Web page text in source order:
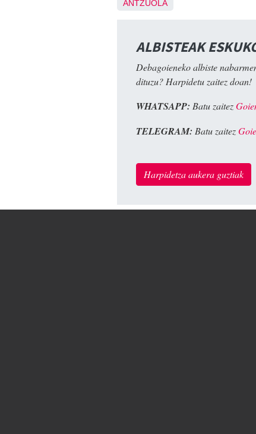
ANTZUOLA
ALBISTEAK
Debagoieneko albiste
dituzu? Harpidetu zaitez doan!
WHATSAPP: Batu zaitez
TELEGRAM: Batu zaitez
Harpidetza aukera guztiak